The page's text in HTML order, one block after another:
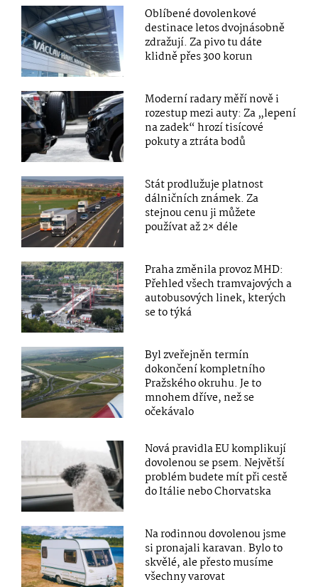
Oblíbené dovolenkové
destinace letos dvojnásobně
zdražují. Za pivo tu dáte
klidně přes 300 korun
Moderní radary měří nově i
rozestup mezi auty: Za „lepení
na zadek“ hrozí tisícové
pokuty a ztráta bodů
Stát prodlužuje platnost
dálničních známek. Za
stejnou cenu ji můžete
používat až 2× déle
Praha změnila provoz MHD:
Přehled všech tramvajových a
autobusových linek, kterých
se to týká
Byl zveřejněn termín
dokončení kompletního
Pražského okruhu. Je to
mnohem dříve, než se
očekávalo
Nová pravidla EU komplikují
dovolenou se psem. Největší
problém budete mít při cestě
do Itálie nebo Chorvatska
Na rodinnou dovolenou jsme
si pronajali karavan. Bylo to
skvělé, ale přesto musíme
všechny varovat